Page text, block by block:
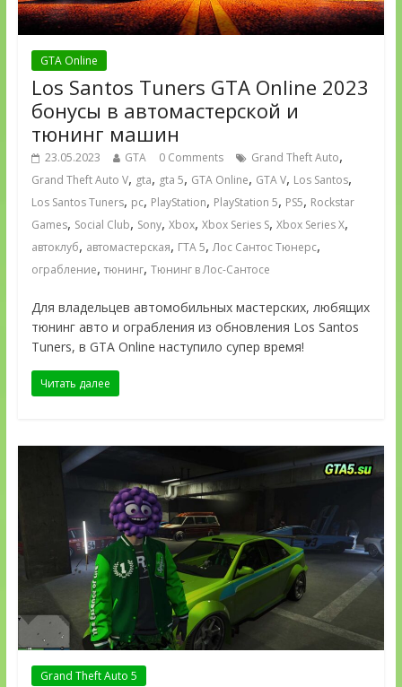
GTA Online
Los Santos Tuners GTA Online 2023
бонусы в автомастерской и
тюнинг машин
23.05.2023 GTA 0 Comments Grand Theft Auto,
Grand Theft Auto V, gta, gta 5, GTA Online, GTA V, Los Santos,
Los Santos Tuners, pc, PlayStation, PlayStation 5, PS5, Rockstar
Games, Social Club, Sony, Xbox, Xbox Series S, Xbox Series X,
автоклуб, автомастерская, ГТА 5,Лос Сантос Тюнерс,
ограбление, тюнинг, Тюнинг в Лос-Сантосе
Для владельцев автомобильных мастерских, любящих
тюнинг авто и ограбления из обновления Los Santos
Tuners, в GTA Online наступило супер время!
Читать далее
Grand Theft Auto 5